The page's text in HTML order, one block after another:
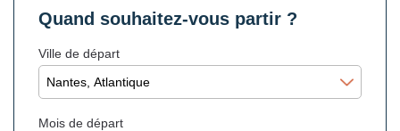
Quand souhaitez-vous partir ?
Ville de départ
Mois de départ